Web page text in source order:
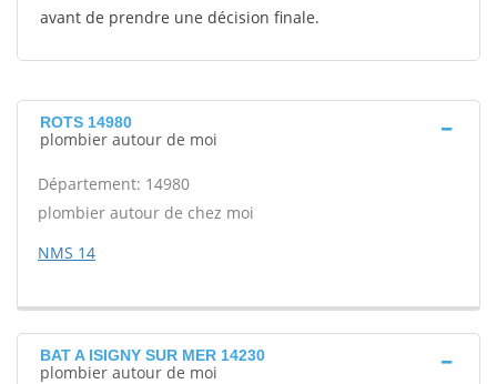
avant de prendre une décision finale.
ROTS 14980
plombier autour de moi
Département: 14980
plombier autour de chez moi
NMS 14
BAT A ISIGNY SUR MER 14230
plombier autour de moi